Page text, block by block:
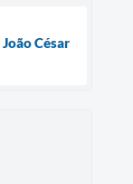
César